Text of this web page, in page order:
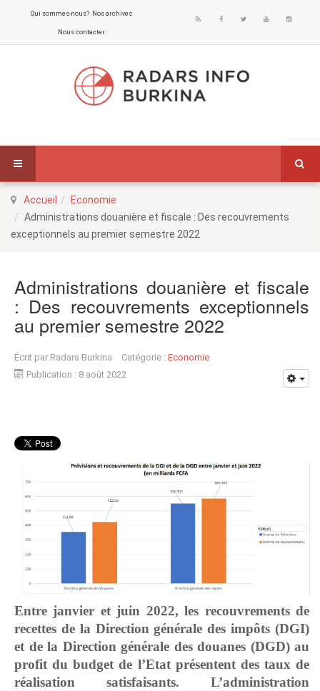
Qui sommes-nous? Nos archives
Nous contacter
Accueil
Economie
Administrations douanière et fiscale : Des recouvrements
exceptionnels au premier semestre 2022
Administrations douanière et fiscale
: Des recouvrements exceptionnels
au premier semestre 2022
Écrit par Radars Burkina Catégorie : Economie
Publication : 8 août 2022
Entre janvier et juin 2022, les recouvrements de
recettes de la Direction générale desimpôts (DGI)
et de la Direction générale des douanes (DGD) au
profit du budget de l’Etat présentent des taux de
réalisation satisfaisants. L’administration